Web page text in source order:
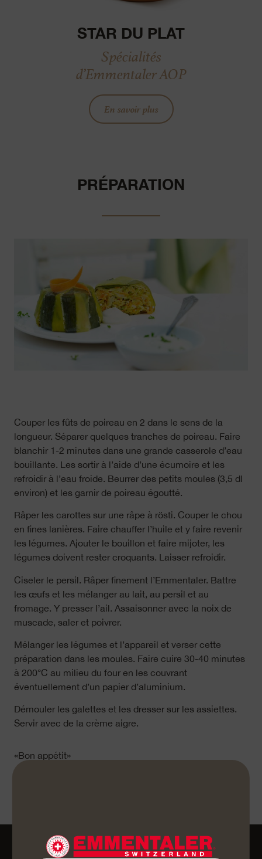
STAR DU PLAT
Spécialités
d’Emmentaler AOP
En savoir plus
PRÉPARATION
Couper les fûts de poireau en 2 dans le sens de la
longueur. Séparer quelques tranches de poireau. Faire
blanchir 1-2 minutes dans une grande casserole d’eau
bouillante. Les sortir à l’aide d’une écumoire et les
refroidir à l’eau froide. Beurrer des petits moules (3,5 dl
environ) et les garnir de poireau égoutté.
Râper les carottes sur une râpe à rösti. Couper le chou
en fines lanières. Faire chauffer l’huile et y faire revenir
les légumes. Ajouter le bouillon et faire mijoter, les
légumes doivent rester croquants. Laisser refroidir.
Ciseler le persil. Râper finement l’Emmentaler. Battre
les œufs et les mélanger au lait, au persil et au
fromage. Y presser l’ail. Assaisonner avec la noix de
muscade, saler et poivrer.
Mélanger les légumes et l’appareil et verser cette
préparation dans les moules. Faire cuire 30-40 minutes
à 200°C au milieu du four en les couvrant
éventuellement d’un papier d’aluminium.
Démouler les galettes et les dresser sur les assiettes.
Servir avec de la crème aigre.
«Bon appétit»